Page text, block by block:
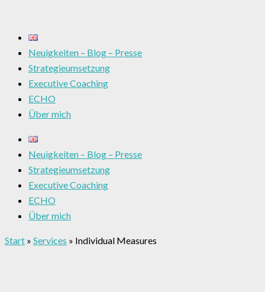
Neuigkeiten – Blog – Presse
Strategieumsetzung
Executive Coaching
ECHO
Über mich
Neuigkeiten – Blog – Presse
Strategieumsetzung
Executive Coaching
ECHO
Über mich
Start » Services » Individual Measures